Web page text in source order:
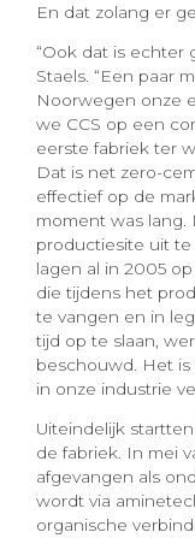
En dat zolang er
“Ook dat is echter
Staels. “Een paar
Noorwegen onze
we CCS op een
eerste fabriek ter
Dat is net zero-
effectief op de
moment was lang.
productiesite uit
lagen al in 2005
die tijdens het
te vangen en in
tijd op te slaan,
beschouwd. Het
in onze industrie
Uiteindelijk
de fabriek. In mei
afgevangen als
wordt via
organische